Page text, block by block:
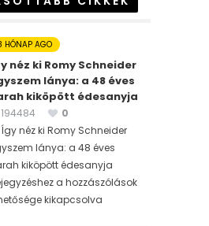
HÓNAP AGO
néz ki Romy Schneider
lánya: a 48 éves
kiköpött édesanyja
194484
0
Így néz ki Romy Schneider
lánya: a 48 éves
kiköpött édesanyja
a hozzászólások
kikapcsolva